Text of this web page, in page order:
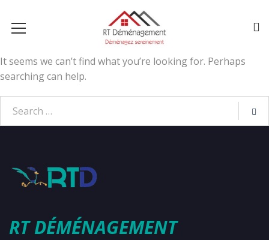
It seems we can’t find what you’re looking for. Perhaps
searching can help.
RT DÉMÉNAGEMENT